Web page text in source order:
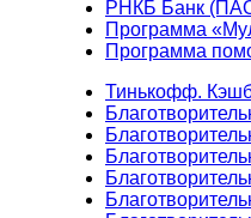
РНКБ Банк
Программа
Программа
Тинькофф.